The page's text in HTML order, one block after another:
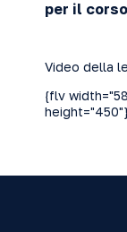
per il
Video della
{flv